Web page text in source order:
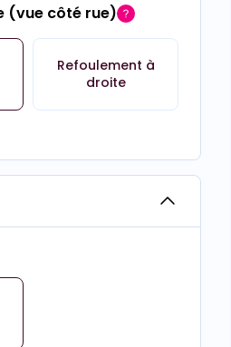
(vue côté rue)
Refoulement à
droite